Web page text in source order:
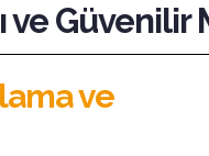
ve
ve